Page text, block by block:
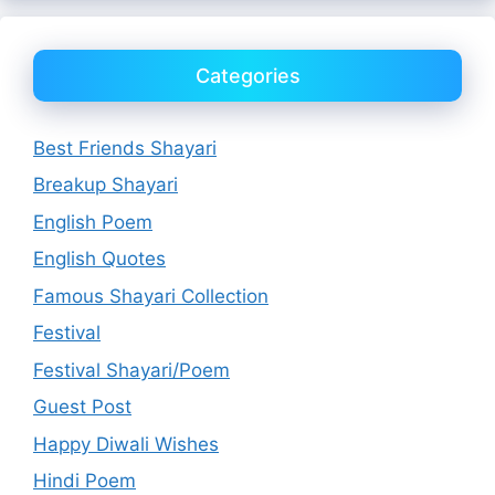
Categories
Best Friends Shayari
Breakup Shayari
English Poem
English Quotes
Famous Shayari Collection
Festival
Festival Shayari/Poem
Guest Post
Happy Diwali Wishes
Hindi Poem